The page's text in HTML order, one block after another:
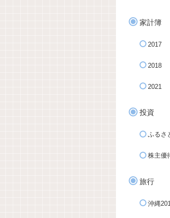
家計簿
2017
2018
2021
投資
ふるさ
株主優
旅行
沖縄